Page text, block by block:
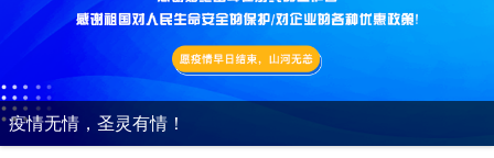
疫情无情，圣灵有情！